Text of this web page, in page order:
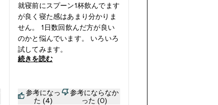
就寝前にスプーン1杯飲んでます
が良く寝た感はあまり分かりま
せん。 1日数回飲んだ方が良い
のかと悩んでいます。 いろいろ
試してみます。
続きを読む
参考になっ
た (4)
参考にならなか
った (0)